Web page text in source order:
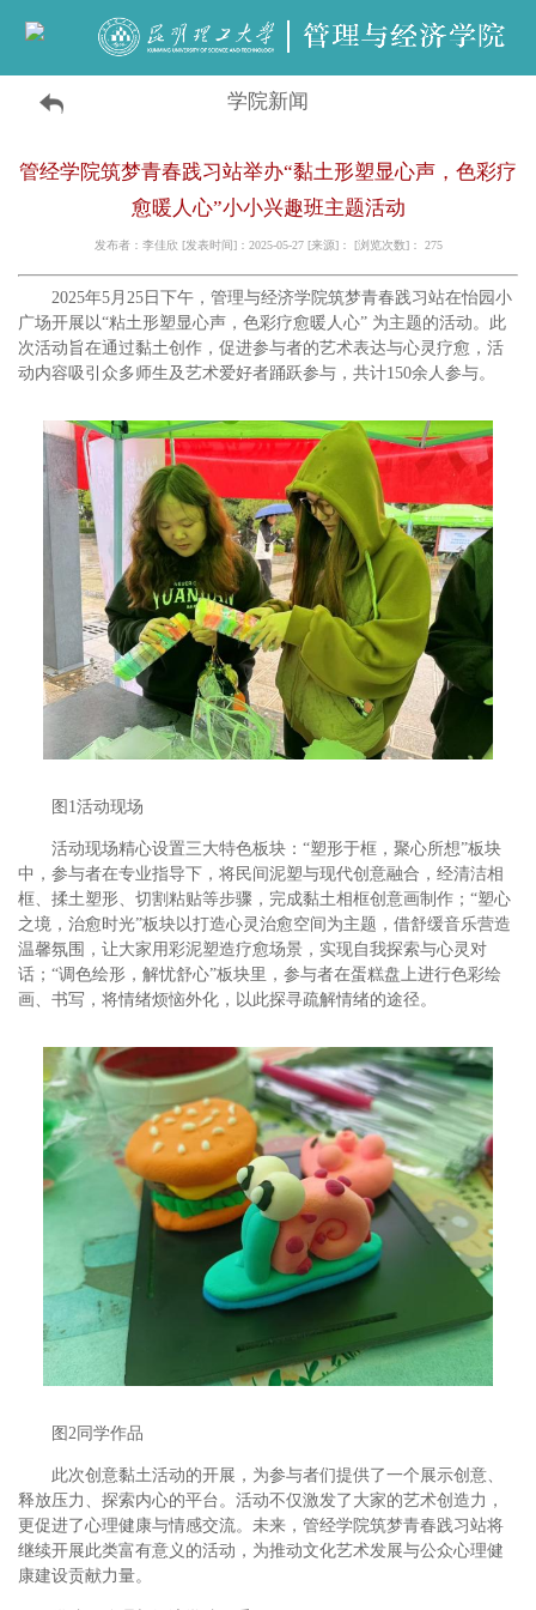
学院新闻
管经学院筑梦青春践习站举办“黏土形塑显心声，色彩疗
愈暖人心”小小兴趣班主题活动
发布者：李佳欣 [发表时间]：2025-05-27 [来源]： [浏览次数]： 275
2025年5月25日下午，管理与经济学院筑梦青春践习站在怡园小
广场开展以“粘土形塑显心声，色彩疗愈暖人心” 为主题的活动。此
次活动旨在通过黏土创作，促进参与者的艺术表达与心灵疗愈，活
动内容吸引众多师生及艺术爱好者踊跃参与，共计150余人参与。
图1活动现场
活动现场精心设置三大特色板块：“塑形于框，聚心所想”板块
中，参与者在专业指导下，将民间泥塑与现代创意融合，经清洁相
框、揉土塑形、切割粘贴等步骤，完成黏土相框创意画制作；“塑心
之境，治愈时光”板块以打造心灵治愈空间为主题，借舒缓音乐营造
温馨氛围，让大家用彩泥塑造疗愈场景，实现自我探索与心灵对
话；“调色绘形，解忧舒心”板块里，参与者在蛋糕盘上进行色彩绘
画、书写，将情绪烦恼外化，以此探寻疏解情绪的途径。
图2同学作品
此次创意黏土活动的开展，为参与者们提供了一个展示创意、
释放压力、探索内心的平台。活动不仅激发了大家的艺术创造力，
更促进了心理健康与情感交流。未来，管经学院筑梦青春践习站将
继续开展此类富有意义的活动，为推动文化艺术发展与公众心理健
康建设贡献力量。